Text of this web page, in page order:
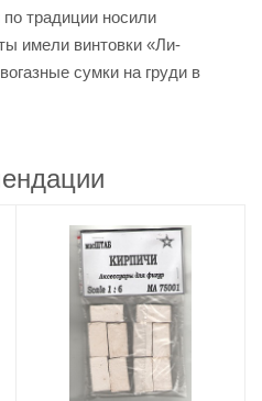
традиции носили
имели винтовки «Ли-
сумки на груди в